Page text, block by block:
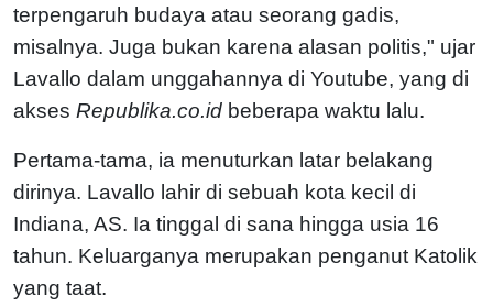
terpengaruh budaya atau seorang gadis,
misalnya. Juga bukan karena alasan politis," ujar
Lavallo dalam unggahannya di Youtube, yang di
akses Republika.co.id beberapa waktu lalu.
Pertama-tama, ia menuturkan latar belakang
dirinya. Lavallo lahir di sebuah kota kecil di
Indiana, AS. Ia tinggal di sana hingga usia 16
tahun. Keluarganya merupakan penganut Katolik
yang taat.